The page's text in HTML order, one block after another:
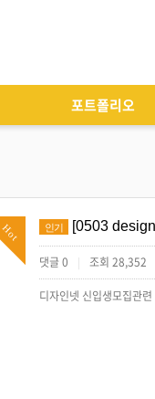
포트폴리오
Hot 인기 [0503
댓글 0 | 조회 28,352
디자인넷 신입생모집관